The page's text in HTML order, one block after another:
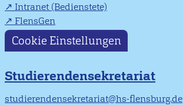
Intranet (Bedienstete)
FlensGen
Cookie Einstellungen
Studierendensekretariat
studierendensekretariat@hs-flensburg.de